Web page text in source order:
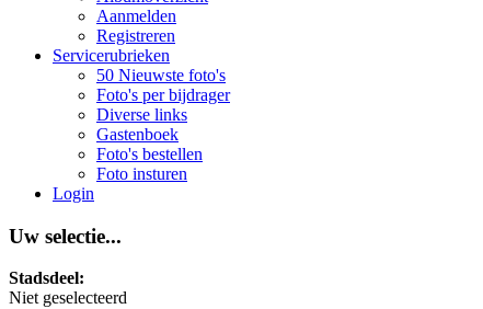
Aanmelden
Registreren
Servicerubrieken
50 Nieuwste foto's
Foto's per bijdrager
Diverse links
Gastenboek
Foto's bestellen
Foto insturen
Login
Uw selectie...
Stadsdeel:
Niet geselecteerd